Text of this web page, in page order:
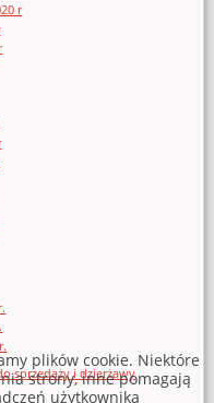
r
sprzedaży i dzierżawy
plików cookie. Niektóre
strony, inne pomagają
użytkownika